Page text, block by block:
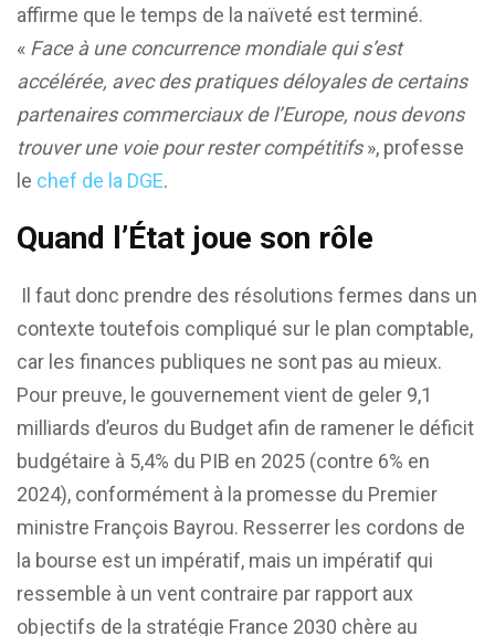
affirme que le temps de la naïveté est terminé.
« Face à une concurrence mondiale qui s’est
accélérée, avec des pratiques déloyales de certains
partenaires commerciaux de l’Europe, nous devons
trouver une voie pour rester compétitifs», professe
le chef de la DGE.
Quand l’État joue son rôle
Il faut donc prendre des résolutions fermes dans un
contexte toutefois compliqué sur le plan comptable,
car les finances publiques ne sont pas au mieux.
Pour preuve, le gouvernement vient de geler 9,1
milliards d’euros du Budget afin de ramener le déficit
budgétaire à 5,4% du PIB en 2025 (contre 6% en
2024), conformément à la promesse du Premier
ministre François Bayrou. Resserrer les cordons de
la bourse est un impératif, mais un impératif qui
ressemble à un vent contraire par rapport aux
objectifs de la stratégie France 2030 chère au